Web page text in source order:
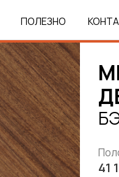
ПОЛЕЗНО
41